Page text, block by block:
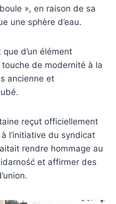
», en raison de sa
une sphère d’eau.
que d’un élément
de modernité à la
ancienne et
reçut officiellement
l’initiative du syndicat
rendre hommage au
et affirmer des